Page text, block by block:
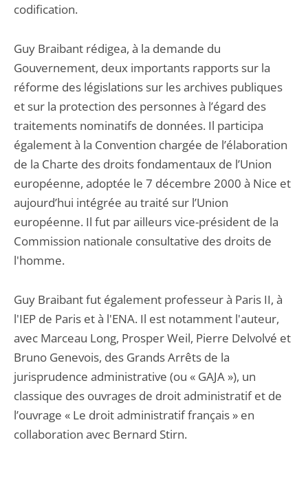
codification.
Guy Braibant rédigea, à la demande du
Gouvernement, deux importants rapports sur la
réforme des législations sur les archives publiques
et sur la protection des personnes à l’égard des
traitements nominatifs de données. Il participa
également à la Convention chargée de l’élaboration
de la Charte des droits fondamentaux de l’Union
européenne, adoptée le 7 décembre 2000 à Nice et
aujourd’hui intégrée au traité sur l’Union
européenne. Il fut par ailleurs vice-président de la
Commission nationale consultative des droits de
l'homme.
Guy Braibant fut également professeur à Paris II, à
l'IEP de Paris et à l'ENA. Il est notamment l'auteur,
avec Marceau Long, Prosper Weil, Pierre Delvolvé et
Bruno Genevois, des Grands Arrêts de la
jurisprudence administrative (ou « GAJA »), un
classique des ouvrages de droit administratif et de
l’ouvrage « Le droit administratif français » en
collaboration avec Bernard Stirn.